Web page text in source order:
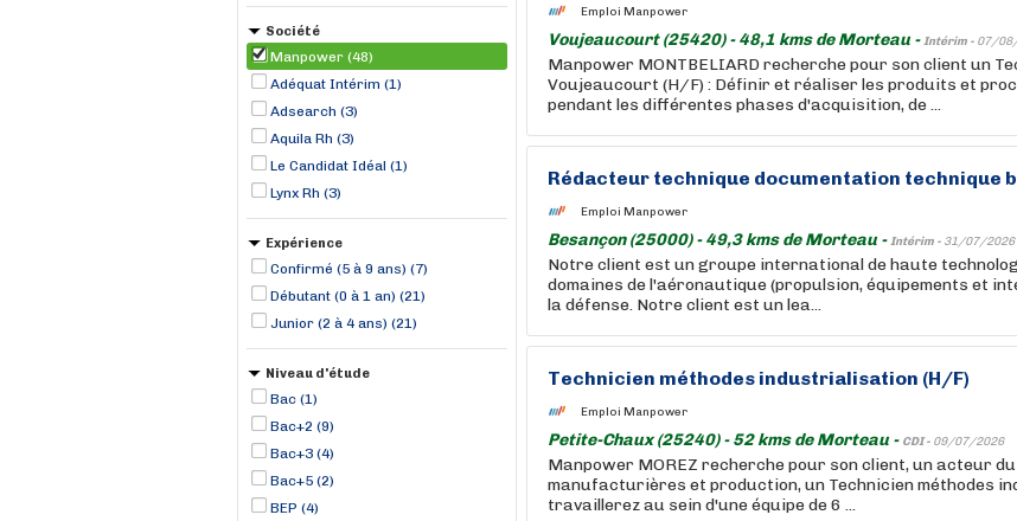
Autechaux (1)
Bavilliers (1)
Société
Manpower (48)
Adéquat Intérim (1)
Adsearch (3)
Aquila Rh (3)
Le Candidat Idéal (1)
Lynx Rh (3)
Expérience
Confirmé (5 à 9 ans) (7)
Débutant (0 à 1 an) (21)
Junior (2 à 4 ans) (21)
Niveau d'étude
Bac (1)
Bac+2 (9)
Bac+3 (4)
Bac+5 (2)
BEP (4)
Emploi Manpower
Voujeaucourt (25420) - 48,1 kms de Morteau -Intérim - 07/
Manpower MONTBELIARD recherche pour son client un
Voujeaucourt (H/F) : Définir et réaliser les produits et
pendant les différentes phases d'acquisition, de ...
Rédacteur technique documentation technique
Emploi Manpower
Besançon (25000) - 49,3 kms de Morteau -Intérim - 31/07/2026
Notre client est un groupe international de haute
domaines de l'aéronautique (propulsion, équipements et
la défense. Notre client est un lea...
Technicien méthodes industrialisation (H/F)
Emploi Manpower
Petite-Chaux (25240) - 52 kms de Morteau - CDI - 09/07/2026
Manpower MOREZ recherche pour son client, un acteur
manufacturières et production, un Technicien méthodes
travaillerez au sein d'une équipe de 6 ...